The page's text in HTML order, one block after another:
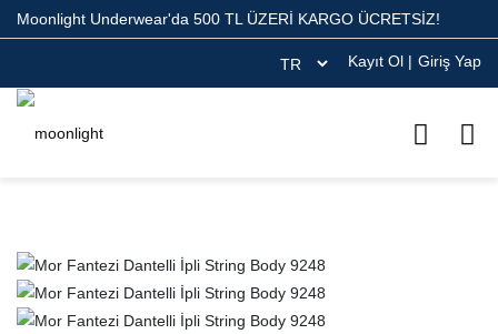
Moonlight Underwear'da 500 TL ÜZERİ KARGO ÜCRETSİZ!
Giriş Yap
Kayıt Ol |